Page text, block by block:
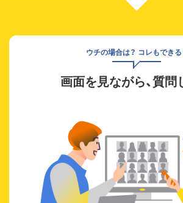
ウチの場合は？ コレもできる
画面を見ながら、質問